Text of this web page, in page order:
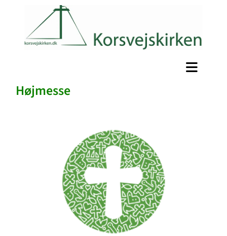
Højmesse